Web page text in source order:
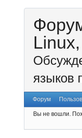
языков
Форум
Вы не вошли.